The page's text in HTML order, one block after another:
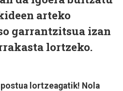
arteko
garrantzitsua izan
lortzeko.
lortzeagatik! Nola